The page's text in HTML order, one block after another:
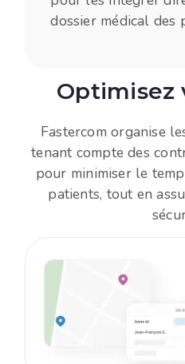
dossier médical des
Optimisez
Fastercom organise
tenant compte des
pour minimiser le
patients, tout en